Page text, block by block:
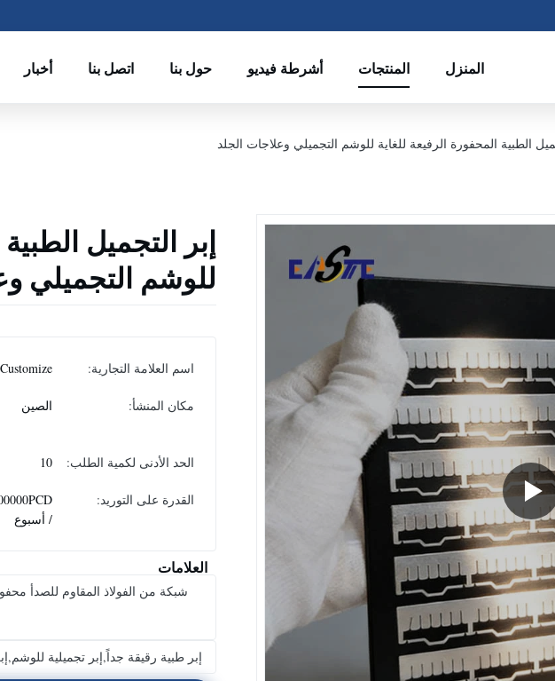
المنزل المنتجات أشرطة فيديو حول بنا اتصل بنا أخبار
الطبية المحفورة الرفيعة للغاية للوشم التجميلي وعلاجات الجلد
إبر التجميل
للوشم التجميلي
اسم العلامة التجارية:
مكان المنشأ: الصين
الحد الأدنى لكمية الطلب: 10
القدرة على التوريد:
/ أسبوع
العلامات
شبكة من الفولاذ المقاوم للصدأ
إبر طبية رقيقة جداً,إبر تجميلية